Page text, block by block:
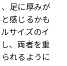
足に厚みが
感じるかも
サイズのイ
、両者を重
れるように